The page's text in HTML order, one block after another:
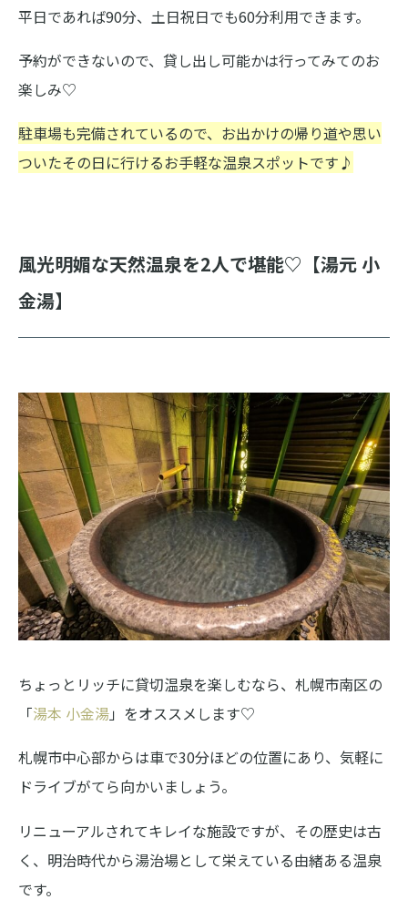
平日であれば90分、土日祝日でも60分利用できます。
予約ができないので、貸し出し可能かは行ってみてのお
楽しみ♡
駐車場も完備されているので、お出かけの帰り道や思い
ついたその日に行けるお手軽な温泉スポットです♪
風光明媚な天然温泉を2人で堪能♡【湯元 小
金湯】
ちょっとリッチに貸切温泉を楽しむなら、札幌市南区の
「湯本 小金湯」をオススメします♡
札幌市中心部からは車で30分ほどの位置にあり、気軽に
ドライブがてら向かいましょう。
リニューアルされてキレイな施設ですが、その歴史は古
く、明治時代から湯治場として栄えている由緒ある温泉
です。